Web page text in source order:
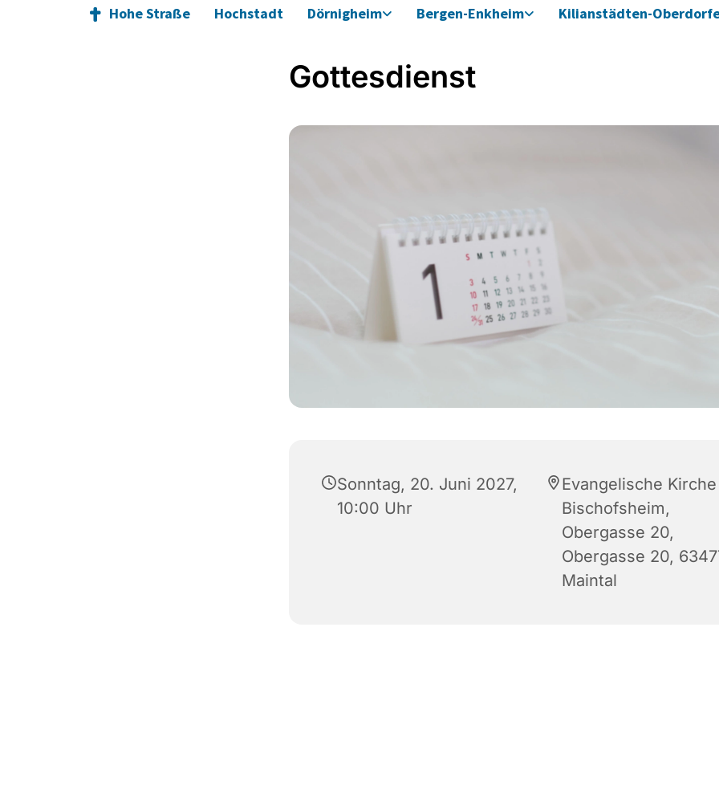
Hohe Straße Hochstadt Dörnigheim Bergen-Enkheim Kilianstädten-
Gottesdienst
Sonntag, 20. Juni 2027,
10:00 Uhr
Evangelische Kirche
Bischofsheim,
Obergasse 20,
Obergasse 20,
Maintal